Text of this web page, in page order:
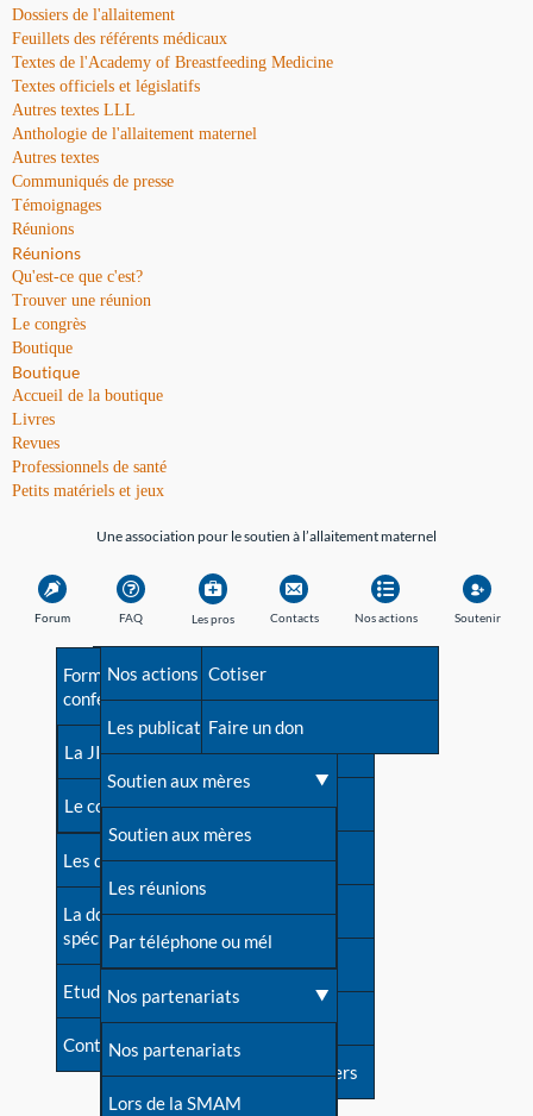
Dossiers de l'allaitement
Feuillets des référents médicaux
Textes de l'Academy of Breastfeeding Medicine
Textes officiels et législatifs
Autres textes LLL
Anthologie de l'allaitement maternel
Autres textes
Communiqués de presse
Témoignages
Réunions
Réunions
Qu'est-ce que c'est?
Trouver une réunion
Le congrès
Boutique
Boutique
Accueil de la boutique
Livres
Revues
Professionnels de santé
Petits matériels et jeux
Une association pour le soutien à l’allaitement maternel
Forum FAQ
Avant la naissance
Les débuts
Une difficulté d'allaitement ?
Cas particuliers
Mythes et vérités
Devenir animatrice ?
Une question sur le site
Les pros
Formations et
conférences
La JIA
Le congrès
Les dossiers de l'allaitement
La documentation
spécialisée
Etudes récentes
Contact
Contacts
Besoin d'aide?
Répertoire de tous les
contacts
Contact presse
Dossier de presse
Soutenir LLL
Livre d'or
Forum
S'inscrire à nos newsletters
Nos actions
Nos actions
Les publications
Soutien aux mères
Soutien aux mères
Les réunions
Par téléphone ou mél
Nos partenariats
Nos partenariats
Lors de la SMAM
Soutenir
Cotiser
Faire un don